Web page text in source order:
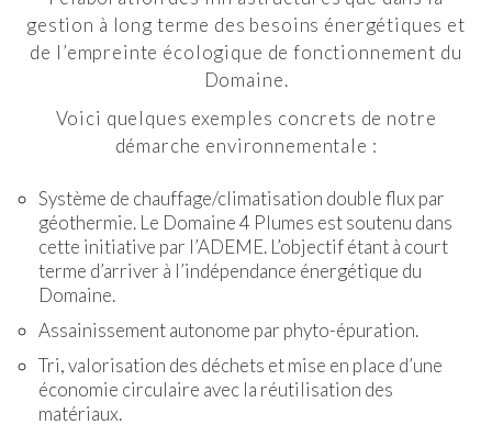
gestion à long terme des besoins énergétiques et
de l’empreinte écologique de fonctionnement du
Domaine.
Voici quelques exemples concrets de notre
démarche environnementale :
Système de chauffage/climatisation double flux par
géothermie. Le Domaine 4 Plumes est soutenu dans
cette initiative par l’ADEME. L’objectif étant à court
terme d’arriver à l’indépendance énergétique du
Domaine.
Assainissement autonome par phyto-épuration.
Tri, valorisation des déchets et mise en place d’une
économie circulaire avec la réutilisation des
matériaux.